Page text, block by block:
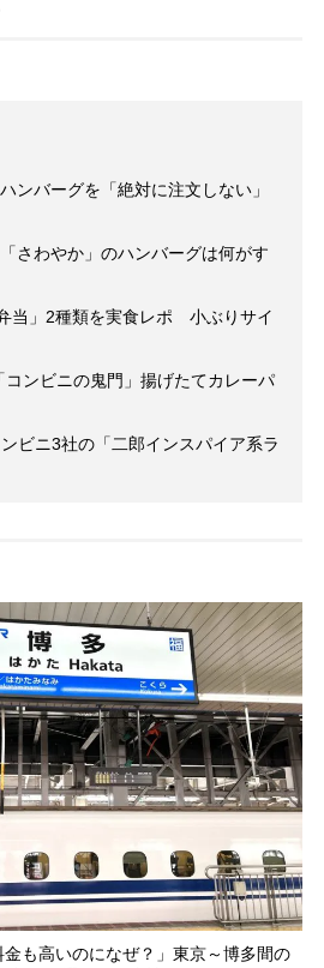
ンバーグを「絶対に注文しない」
さわやか」のハンバーグは何がす
当」2種類を実食レポ 小ぶりサイ
ンビニの鬼門」揚げたてカレーパ
ビニ3社の「二郎インスパイア系ラ
金も高いのになぜ？」東京～博多間の